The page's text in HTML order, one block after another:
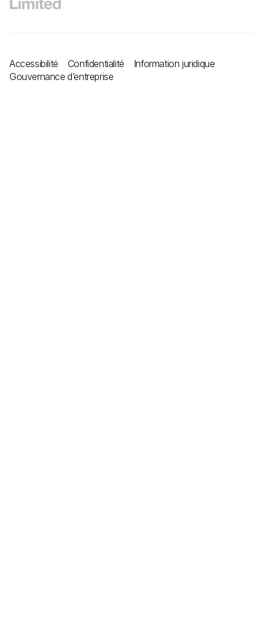
Accessibilité Confidentialité
Information juridique
Gouvernance d’entreprise